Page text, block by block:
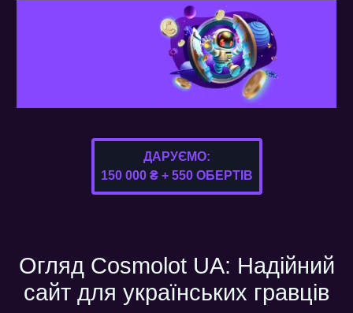
ДАРУЄМО:
150 000 ₴ + 550 ОБЕРТІВ
Огляд Cosmolot UA: Надійний
сайт для українських гравців